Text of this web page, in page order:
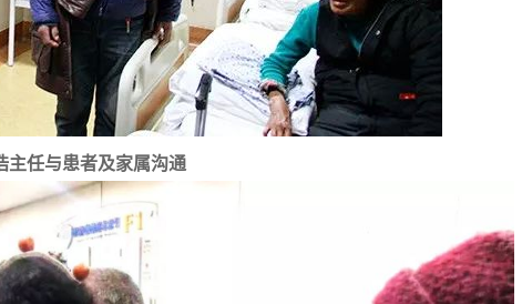
主任与患者及家属沟通